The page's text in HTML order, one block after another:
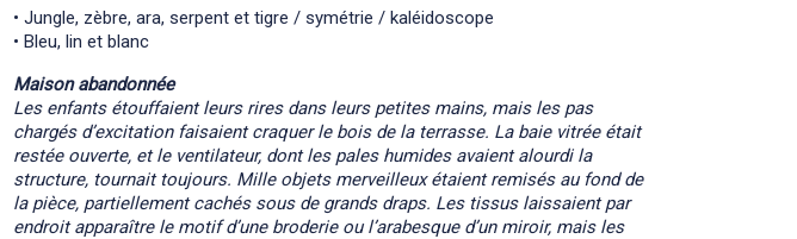
• Jungle, zèbre, ara, serpent et tigre / symétrie / kaléidoscope
• Bleu, lin et blanc
Maison abandonnée
Les enfants étouffaient leurs rires dans leurs petites mains, mais les pas
chargés d’excitation faisaient craquer le bois de la terrasse. La baie vitrée était
restée ouverte, et le ventilateur, dont les pales humides avaient alourdi la
structure, tournait toujours. Mille objets merveilleux étaient remisés au fond de
la pièce, partiellement cachés sous de grands draps. Les tissus laissaient par
endroit apparaître le motif d’une broderie ou l’arabesque d’un miroir, mais les